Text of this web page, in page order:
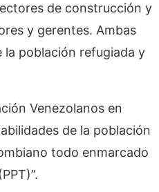
de construcción y
y gerentes. Ambas
la población refugiada y
Venezolanos en
de la población
todo enmarcado